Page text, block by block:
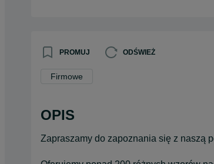
PROMUJ ODŚWIEŻ
Firmowe
OPIS
Zapraszamy do zapoznania się z naszą